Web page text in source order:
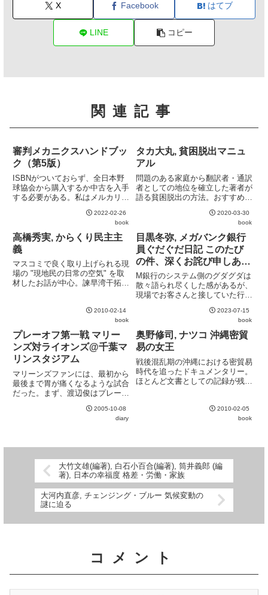
X Facebook はてブ
LINE コピー
関連記事
審判メカニクスハンドブッ
ク（第5版）
ISBNがついておらず、全日本野
球協会から購入するか中古を入手
する必要がある。私はメルカリで
容はだいぶ玄人向きで、基本的な
用語の解説もない。"ゴーアウト"
などの基礎的な語はおろか、"メ
カニクス" の意味する...
2022-02-26
book
タカ大丸, 貧困脱出マニュ
アル
問題のある家庭から翻訳者・通訳
者としての地位を確立した著者が
語る貧困脱出の方法。おすすめの
げているのは突飛に感じるが、参
入障壁が低く収入が高いスポーツ
というとこのあたりになるのだろ
う。二世が比較的多い点もそれ
を...
2020-03-30
book
高橋秀実, からくり民主主
義
マスコミで良く取り上げられる現
場の "現地民の日常の空気" を取
材したお話が中心。諫早湾干拓、
スコミ報道を見ていると大騒動に
感じられる場所でも、現地に行っ
てみると案外醒めているとい...
2010-02-14
book
目黒冬弥, メガバンク銀行
員ぐだぐだ日記 このたび
の件、深くお詫び申しあげ
ます
M銀行のシステム側のグダグダは
散々語られ尽くした感があるが、
現場でお客さんと接していた行員
識は世間の非常識とはよく言った
もので、旧態依然としたメガバン
クの実態を見るとなかなかに気が
滅入ってくる。それでもそんな
銀...
2023-07-15
book
プレーオフ第一戦 マリー
ンズ対ライオンズ@千葉マ
リンスタジアム
マリーンズファンには、最初から
最後まで胃が痛くなるような試合
だった。まず、渡辺俊はプレーオ
ンドに運ばれる。その後も、一死
もとれないまま連打を浴び、無死
は...
2005-10-08
diary
奥野修司, ナツコ 沖縄密貿
易の女王
戦後混乱期の沖縄における密貿易
時代を追ったドキュメンタリー。
ほとんど文書としての記録が残っ
のは素直に脱帽。タイトルにもな
っている、密貿易の中心人物の一
2010-02-05
book
大竹文雄(編著), 白石小百合(編著), 筒井義郎 (編
著), 日本の幸福度 格差・労働・家族
大河内直彦, チェンジング・ブルー 気候変動の
謎に迫る
コメント